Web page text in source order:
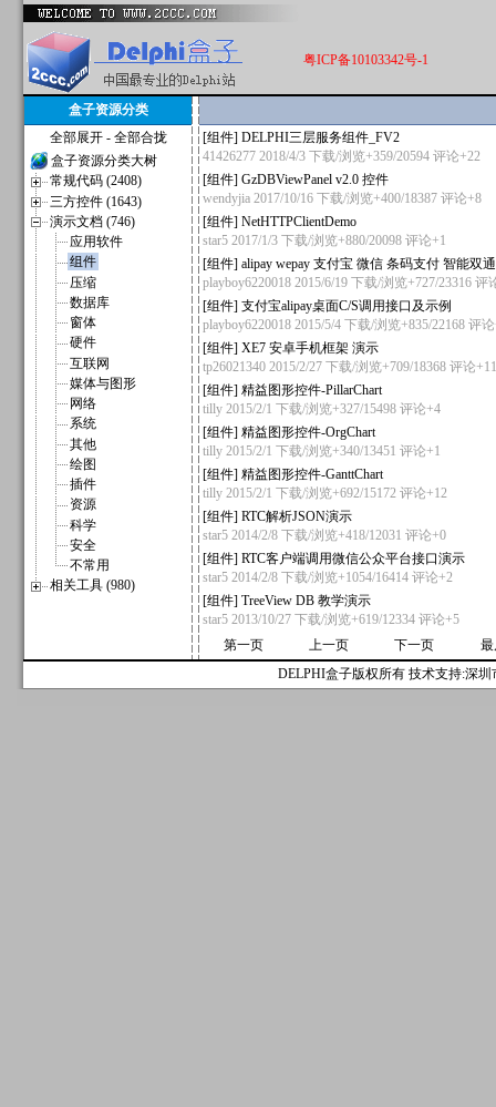
粤ICP备10103342号-1
盒子资源分类
全部展开- 全部合拢
盒子资源分类大树
常规代码 (2408)
三方控件 (1643)
演示文档 (746)
应用软件
组件
压缩
数据库
窗体
硬件
互联网
媒体与图形
网络
系统
其他
绘图
插件
资源
科学
安全
不常用
相关工具 (980)
[组件] DELPHI三层服务组件_FV2
41426277 2018/4/3 下载/浏览+359/20594 评论+22
[组件] GzDBViewPanel v2.0 控件
wendyjia 2017/10/16 下载/浏览+400/18387 评论+8
[组件] NetHTTPClientDemo
star5 2017/1/3 下载/浏览+880/20098 评论+1
[组件] alipay wepay 支付宝 微信 条码支付 智能双
playboy6220018 2015/6/19 下载/浏览+727/23316 评
[组件] 支付宝alipay桌面C/S调用接口及示例
playboy6220018 2015/5/4 下载/浏览+835/22168 评
[组件] XE7 安卓手机框架 演示
tp26021340 2015/2/27 下载/浏览+709/18368 评论+11
[组件] 精益图形控件-PillarChart
tilly 2015/2/1 下载/浏览+327/15498 评论+4
[组件] 精益图形控件-OrgChart
tilly 2015/2/1 下载/浏览+340/13451 评论+1
[组件] 精益图形控件-GanttChart
tilly 2015/2/1 下载/浏览+692/15172 评论+12
[组件] RTC解析JSON演示
star5 2014/2/8 下载/浏览+418/12031 评论+0
[组件] RTC客户端调用微信公众平台接口演示
star5 2014/2/8 下载/浏览+1054/16414 评论+2
[组件] TreeView DB 教学演示
star5 2013/10/27 下载/浏览+619/12334 评论+5
第一页
上一页 下一页
DELPHI盒子版权所有 技术支持:深